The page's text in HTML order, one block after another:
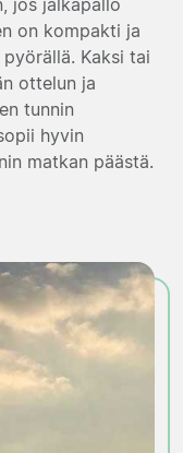
on kompakti ja
Kaksi tai
ottelun ja
tunnin
hyvin
matkan päästä.